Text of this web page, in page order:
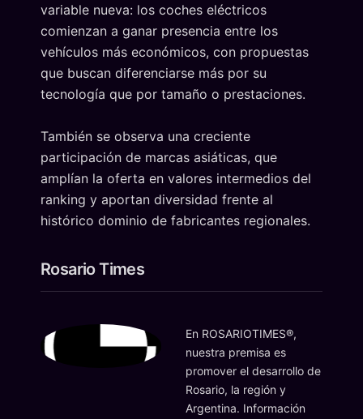
variable nueva: los coches eléctricos
comienzan a ganar presencia entre los
vehículos más económicos, con propuestas
que buscan diferenciarse más por su
tecnología que por tamaño o prestaciones.
También se observa una creciente
participación de marcas asiáticas, que
amplían la oferta en valores intermedios del
ranking y aportan diversidad frente al
histórico dominio de fabricantes regionales.
Rosario Times
En ROSARIOTIMES®,
nuestra premisa es
promover el desarrollo de
Rosario, la región y
Argentina. Información